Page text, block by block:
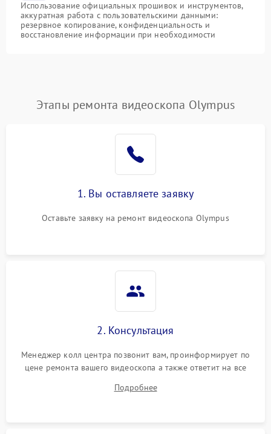
Использование официальных прошивок и инструментов,
аккуратная работа с пользовательскими данными:
резервное копирование, конфиденциальность и
восстановление информации при необходимости
Этапы ремонта видеоскопа Olympus
1. Вы оставляете заявку
Оставьте заявку на ремонт видеоскопа Olympus
2. Консультация
Менеджер колл центра позвонит вам, проинформирует по
цене ремонта вашего видеоскопа а также ответит на все
Подробнее